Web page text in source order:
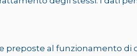
preposte al funzionamento